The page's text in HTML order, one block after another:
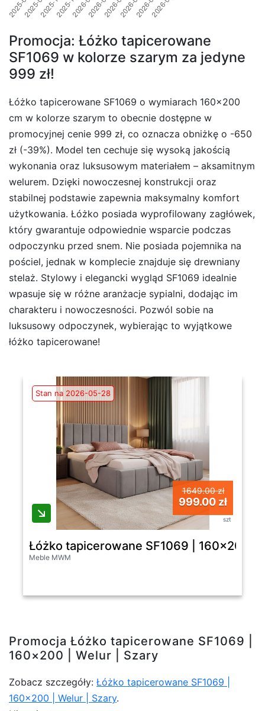
Promocja: Łóżko tapicerowane
SF1069 w kolorze szarym za jedyne
999 zł!
Łóżko tapicerowane SF1069 o wymiarach 160×200
cm w kolorze szarym to obecnie dostępne w
promocyjnej cenie 999 zł, co oznacza obniżkę o -650
zł (-39%). Model ten cechuje się wysoką jakością
wykonania oraz luksusowym materiałem – aksamitnym
welurem. Dzięki nowoczesnej konstrukcji oraz
stabilnej podstawie zapewnia maksymalny komfort
użytkowania. Łóżko posiada wyprofilowany zagłówek,
który gwarantuje odpowiednie wsparcie podczas
odpoczynku przed snem. Nie posiada pojemnika na
pościel, jednak w komplecie znajduje się drewniany
stelaż. Stylowy i elegancki wygląd SF1069 idealnie
wpasuje się w różne aranżacje sypialni, dodając im
charakteru i nowoczesności. Pozwól sobie na
luksusowy odpoczynek, wybierając to wyjątkowe
łóżko tapicerowane!
Stan na 2026-05-28
1649.00 zł
999.00 zł
szt
Łóżko tapicerowane SF1069 | 160x200 |
Meble MWM
Promocja Łóżko tapicerowane SF1069 |
160×200 | Welur | Szary
Zobacz szczegóły: Łóżko tapicerowane SF1069 |
160×200 | Welur | Szary.